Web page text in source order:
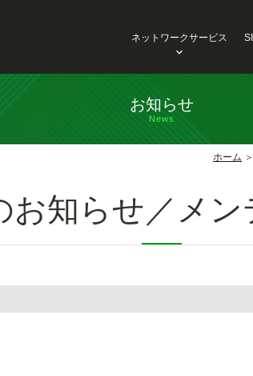
ネットワークサービス
お知らせ
News
ホーム
お知らせ／メ